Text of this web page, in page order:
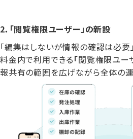
2．「閲覧権限ユーザー」の新設
「編集はしないが情報の確認は必要
料金内で利用できる「閲覧権限ユー
報共有の範囲を広げながら全体の運